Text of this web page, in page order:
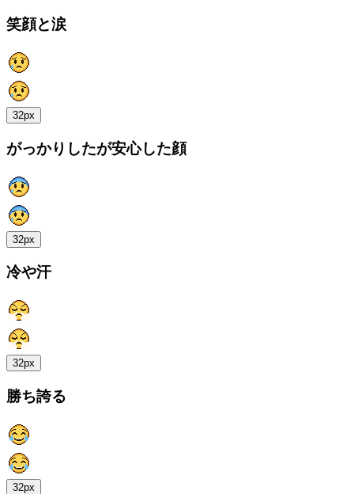
笑顔と涙
32px
がっかりしたが安心した顔
32px
冷や汗
32px
勝ち誇る
32px